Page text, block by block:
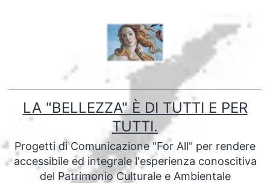
LA "BELLEZZA" È DI TUTTI E PER
TUTTI.
Progetti di Comunicazione "For All" per rendere
accessibile ed integrale l'esperienza conoscitiva
del Patrimonio Culturale e Ambientale